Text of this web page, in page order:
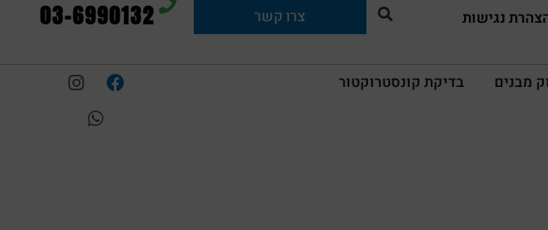
נגישות צרו קשר 03-6990132
בדיקת קונסטרוקטור